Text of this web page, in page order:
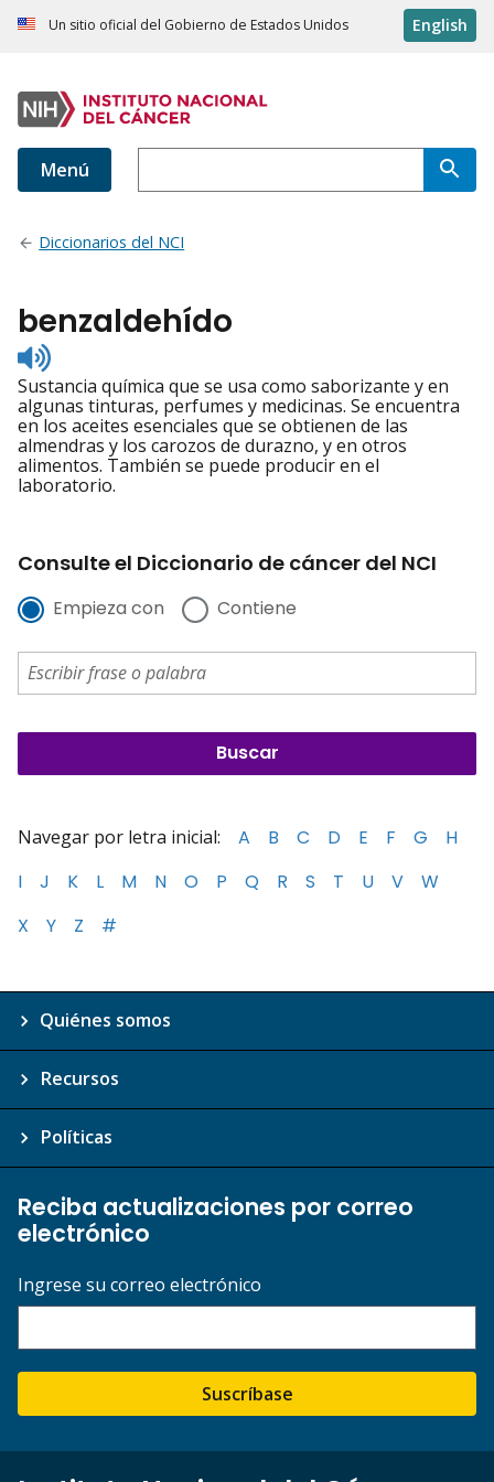
Un sitio oficial del Gobierno de Estados Unidos English
Menú
Diccionarios del NCI
benzaldehído
Listen
to
pronunciation
Sustancia química que se usa como saborizante y en
algunas tinturas, perfumes y medicinas. Se encuentra
en los aceites esenciales que se obtienen de las
almendras y los carozos de durazno, y en otros
alimentos. También se puede producir en el
laboratorio.
Consulte el Diccionario de cáncer del NCI
Empieza con Contiene
Navegar por letra inicial: A B C D E F G
H
I
J K L M N O P Q R S T U V
W
X
Y Z #
Quiénes somos
Recursos
Políticas
Reciba actualizaciones por correo
electrónico
Ingrese su correo electrónico
Suscríbase